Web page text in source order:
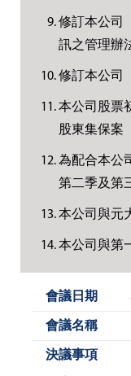
修訂本公司
訊之管理辦
修訂本公司
本公司股票
股東集保案
為配合本公
第二季及第
本公司與元
本公司與第